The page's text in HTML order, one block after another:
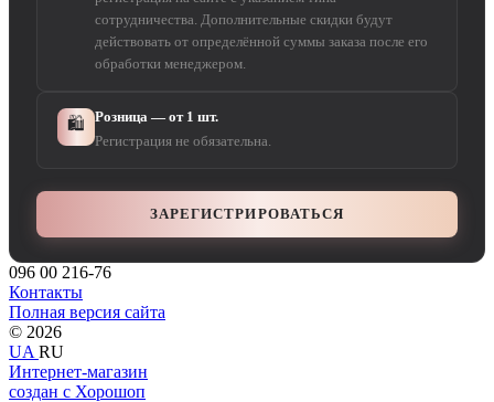
сотрудничества. Дополнительные скидки будут
действовать от определённой суммы заказа после его
обработки менеджером.
🛍️ Розница — от 1 шт.
Регистрация не обязательна.
ЗАРЕГИСТРИРОВАТЬСЯ
096 00 216-76
Контакты
Полная версия сайта
© 2026
UA RU
Интернет-магазин
создан с Хорошоп